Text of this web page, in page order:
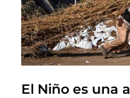
El Niño es una